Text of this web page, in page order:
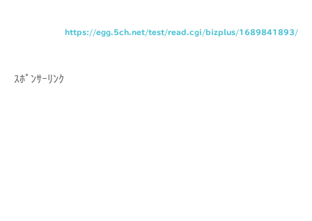
https://egg.5ch.net/test/read.cgi/bizplus/1689841893/
ｽﾎﾟﾝｻｰﾘﾝｸ